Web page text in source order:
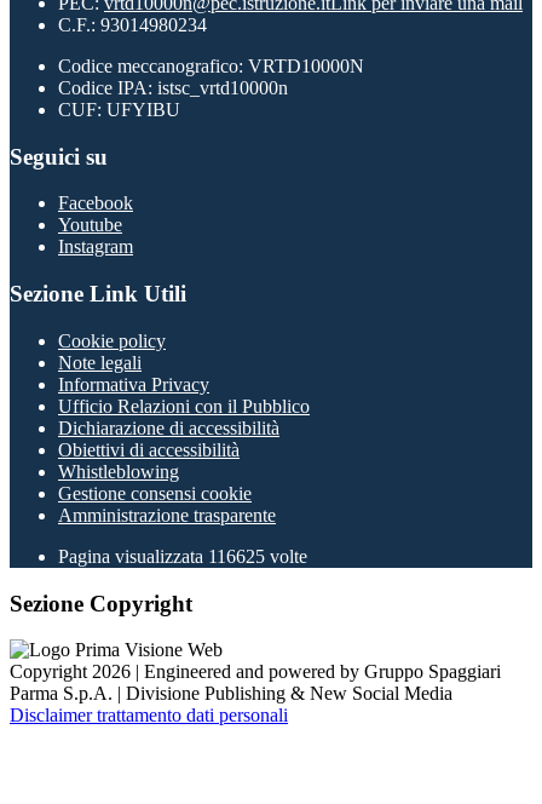
C.F.: 93014980234
Codice meccanografico: VRTD10000N
Codice IPA: istsc_vrtd10000n
CUF: UFYIBU
Seguici su
Facebook
Youtube
Instagram
Sezione Link Utili
Cookie policy
Note legali
Informativa Privacy
Ufficio Relazioni con il Pubblico
Dichiarazione di accessibilità
Obiettivi di accessibilità
Whistleblowing
Gestione consensi cookie
Amministrazione trasparente
Pagina visualizzata 116625 volte
Sezione Copyright
Copyright 2026 | Engineered and powered by Gruppo Spaggiari
Parma S.p.A. | Divisione Publishing & New Social Media
Disclaimer trattamento dati personali